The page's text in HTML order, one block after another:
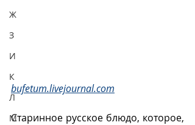
Ж
З
И
К
Л
М
bufetum.livejournal.com
Старинное русское блюдо, которое,